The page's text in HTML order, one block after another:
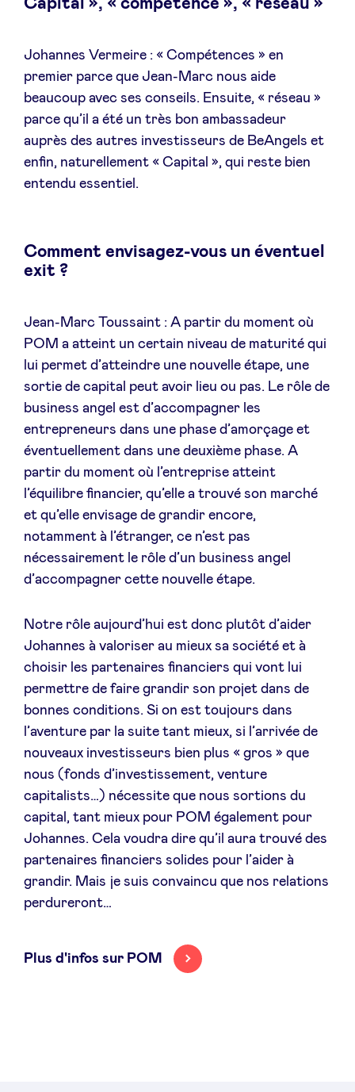
Capital », « compétence », « réseau »
Johannes Vermeire : « Compétences » en
premier parce que Jean-Marc nous aide
beaucoup avec ses conseils. Ensuite, « réseau »
parce qu’il a été un très bon ambassadeur
auprès des autres investisseurs de BeAngels et
enfin, naturellement « Capital », qui reste bien
entendu essentiel.
Comment envisagez-vous un éventuel
exit ?
Jean-Marc Toussaint : A partir du moment où
POM a atteint un certain niveau de maturité qui
lui permet d’atteindre une nouvelle étape, une
sortie de capital peut avoir lieu ou pas. Le rôle de
business angel est d’accompagner les
entrepreneurs dans une phase d’amorçage et
éventuellement dans une deuxième phase. A
partir du moment où l’entreprise atteint
l’équilibre financier, qu’elle a trouvé son marché
et qu’elle envisage de grandir encore,
notamment à l’étranger, ce n’est pas
nécessairement le rôle d’un business angel
d’accompagner cette nouvelle étape.
Notre rôle aujourd’hui est donc plutôt d’aider
Johannes à valoriser au mieux sa société et à
choisir les partenaires financiers qui vont lui
permettre de faire grandir son projet dans de
bonnes conditions. Si on est toujours dans
l’aventure par la suite tant mieux, si l’arrivée de
nouveaux investisseurs bien plus « gros » que
nous (fonds d’investissement, venture
capitalists…) nécessite que nous sortions du
capital, tant mieux pour POM également pour
Johannes. Cela voudra dire qu’il aura trouvé des
partenaires financiers solides pour l’aider à
grandir. Mais je suis convaincu que nos relations
perdureront…
Plus d'infos sur POM